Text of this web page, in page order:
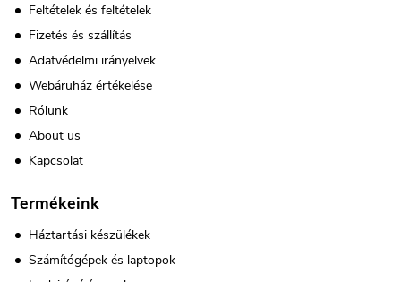
Feltételek és feltételek
Fizetés és szállítás
Adatvédelmi irányelvek
Webáruház értékelése
Rólunk
About us
Kapcsolat
Termékeink
Háztartási készülékek
Számítógépek és laptopok